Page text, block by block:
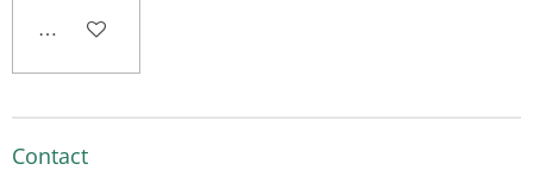
In winkelwagen
Contact